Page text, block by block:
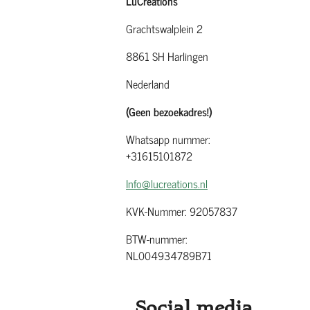
Grachtswalplein 2
8861 SH Harlingen
Nederland
(Geen bezoekadres!)
Whatsapp nummer:
+31615101872
Info@lucreations.nl
KVK-Nummer: 92057837
BTW-nummer:
NL004934789B71